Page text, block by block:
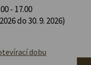
- 17.00
do 30. 9. 2026)
dobu